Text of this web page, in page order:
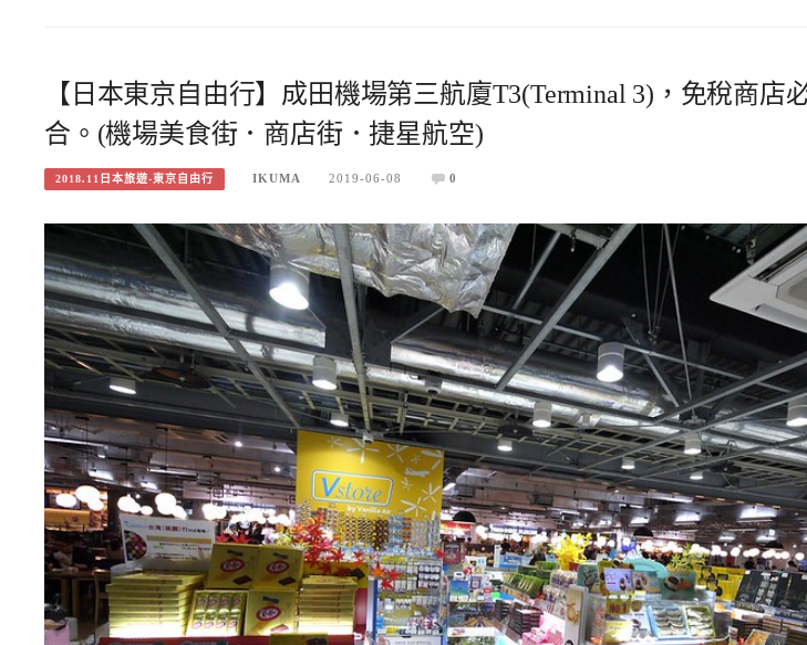
【日本東京自由行】成田機場第三航廈T3(Terminal 3)，免稅商店
合。(機場美食街．商店街．捷星航空)
2018.11日本旅遊-東京自由行 IKUMA 2019-06-08 0